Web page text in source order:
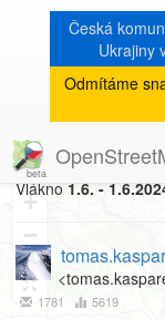
Česká
Ukrajiny
Odmítáme
8
+
−
«
[Talk-cz]
Vlákno 1.6. -
1781 5619